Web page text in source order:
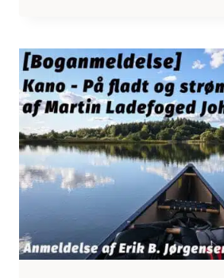
KÆRESTETUR
[MIKROEVENTYR]
(FILM)